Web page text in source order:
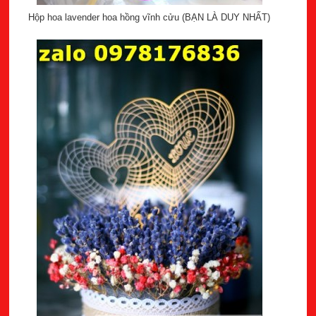
Hộp hoa lavender hoa hồng vĩnh cửu (BẠN LÀ DUY NHẤT)